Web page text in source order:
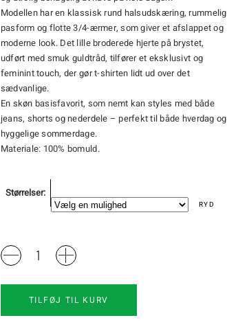
Modellen har en klassisk rund halsudskæring, rummelig
pasform og flotte 3/4-ærmer, som giver et afslappet og
moderne look. Det lille broderede hjerte på brystet,
udført med smuk guldtråd, tilfører et eksklusivt og
feminint touch, der gør t-shirten lidt ud over det
sædvanlige.
En skøn basisfavorit, som nemt kan styles med både
jeans, shorts og nederdele – perfekt til både hverdag og
hyggelige sommerdage.
Materiale: 100% bomuld.
Størrelser
RYD
KCArt
T-
TILFØJ TIL KURV